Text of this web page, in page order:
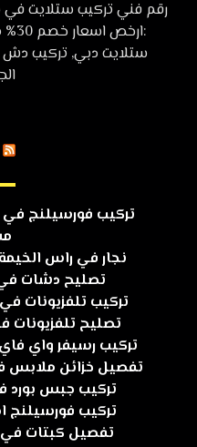
رقم فني تركيب ستلايت في
ستلايت دبي, تركيب دش
نجار في راس الخيمة |0566713352| نجار
تصليح دشات في عجمان
تركيب تلفزيونات في ام
تصليح تلفزيونات في
تركيب رسيفر واي فاي في
تفصيل خزائن ملابس في ام
تركيب جبس بورد في
تركيب فورسيلنج ام
تفصيل كبتات في